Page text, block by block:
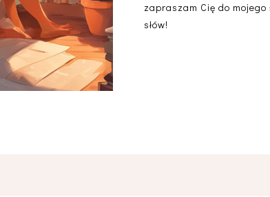
zapraszam Cię do
słów!